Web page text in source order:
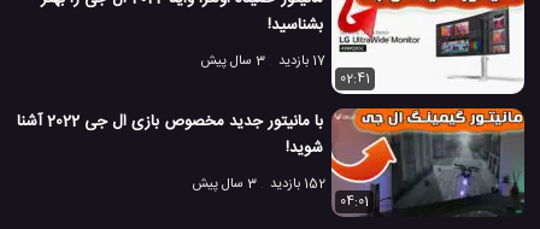
7.9 هزار بازدید
7 سال پیش تصویریبشناسید!
17 بازدید
3 سال پیش
02:41
با مانیتور جدید مخصوص بازی ال جی 2022 آشنا
شوید!
152 بازدید
3 سال پیش
04:01